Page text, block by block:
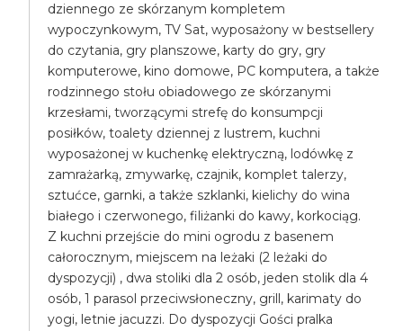
dziennego ze skórzanym kompletem
wypoczynkowym, TV Sat, wyposażony w bestsellery
do czytania, gry planszowe, karty do gry, gry
komputerowe, kino domowe, PC komputera, a także
rodzinnego stołu obiadowego ze skórzanymi
krzesłami, tworzącymi strefę do konsumpcji
posiłków, toalety dziennej z lustrem, kuchni
wyposażonej w kuchenkę elektryczną, lodówkę z
zamrażarką, zmywarkę, czajnik, komplet talerzy,
sztućce, garnki, a także szklanki, kielichy do wina
białego i czerwonego, filiżanki do kawy, korkociąg.
Z kuchni przejście do mini ogrodu z basenem
całorocznym, miejscem na leżaki (2 leżaki do
dyspozycji) , dwa stoliki dla 2 osób, jeden stolik dla 4
osób, 1 parasol przeciwsłoneczny, grill, karimaty do
yogi, letnie jacuzzi. Do dyspozycji Gości pralka